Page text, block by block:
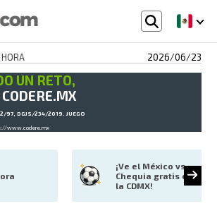
2026/06/23
UN RETO,
97, DGJS/234/2019. JUEGO
www.codere.mx
¡Ve el México vs
Chequia gratis en
la CDMX!